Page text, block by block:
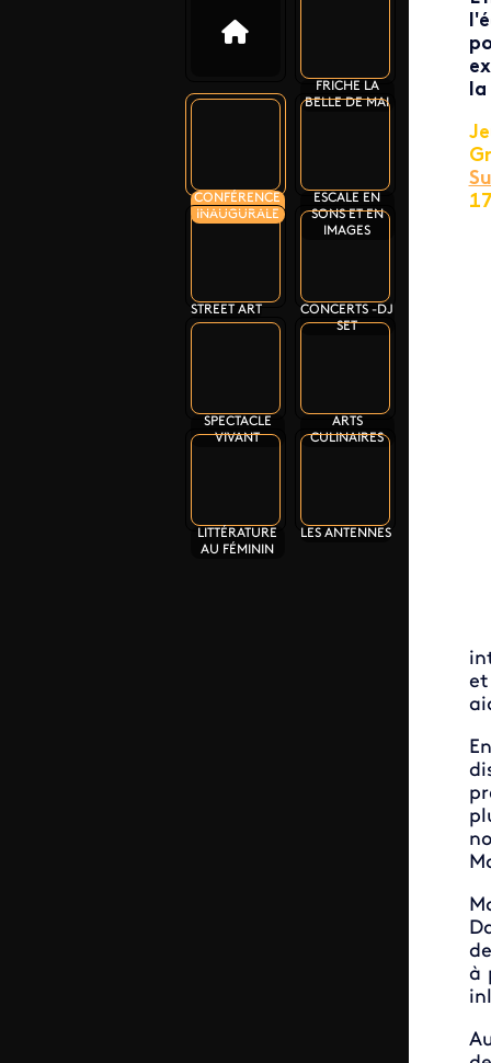
FRICHE LA
BELLE DE MAI
CONFÉRENCE
INAUGURALE
ESCALE EN
SONS ET EN
IMAGES
STREET ART
CONCERTS -DJ
SET
SPECTACLE
VIVANT
ARTS
CULINAIRES
LITTÉRATURE
AU FÉMININ
LES ANTENNES
la
et
à